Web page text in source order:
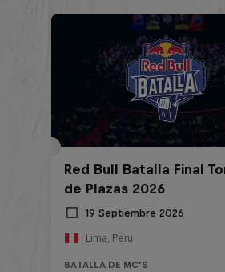
Red Bull Batalla Final
de Plazas 2026
19 Septiembre 2026
Lima, Peru
BATALLA DE MC'S